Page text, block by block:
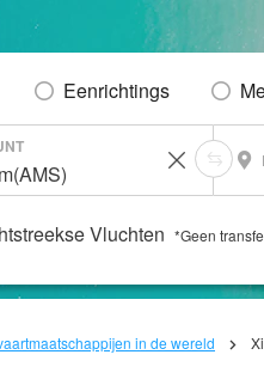
Eenrichtings
Vluchten *Geen
in de wereld